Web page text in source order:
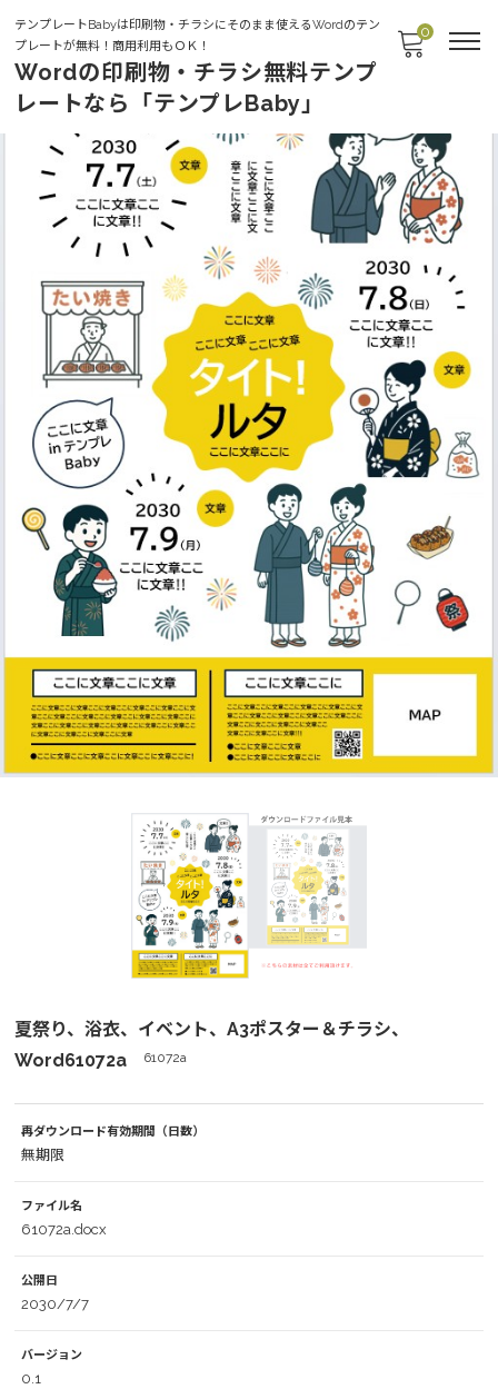
テンプレートBabyは印刷物・チラシにそのまま使えるWordのテン
プレートが無料！商用利用もＯＫ！
Wordの印刷物・チラシ無料テンプ
レートなら「テンプレBaby」
0
夏祭り、浴衣、イベント、A3ポスター＆チラシ、
Word61072a
61072a
再ダウンロード有効期間（日数）
無期限
ファイル名
61072a.docx
公開日
2030/7/7
バージョン
0.1